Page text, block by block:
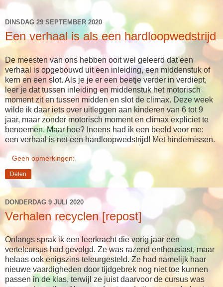
DINSDAG 29 SEPTEMBER 2020
Een verhaal is als een hardloopwedstrijd
De meesten van ons hebben ooit wel geleerd dat een
verhaal is opgebouwd uit een inleiding, een middenstuk of
kern en een slot. Als je je er een beetje verder in verdiept,
leer je dat tussen inleiding en middenstuk het motorisch
moment zit en tussen midden en slot de climax. Deze week
wilde ik daar iets over uitleggen aan kinderen van 6 tot 9
jaar, maar zonder motorisch moment en climax expliciet te
benoemen. Maar hoe? Ineens had ik een beeld voor me:
een verhaal is net een hardloopwedstrijd! Met hindernissen.
Geen opmerkingen:
Delen
DONDERDAG 9 JULI 2020
Verhalen recyclen [repost]
Onlangs sprak ik een leerkracht die vorig jaar een
vertelcursus had gevolgd. Ze was razend enthousiast, maar
helaas ook enigszins teleurgesteld. Ze had namelijk haar
nieuwe vaardigheden door tijdgebrek nog niet toe kunnen
passen in de klas, terwijl ze juist daarvoor de cursus was